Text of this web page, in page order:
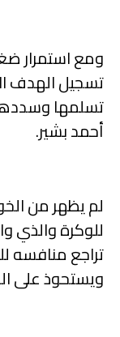
ومع استمرار
تسلمها
أحمد بشير.
لم يظهر من
للوكرة والذي
تراجع
ويستحوذ على